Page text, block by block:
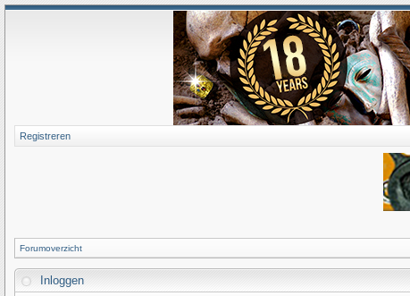
Registreren
Forumoverzicht
Inloggen